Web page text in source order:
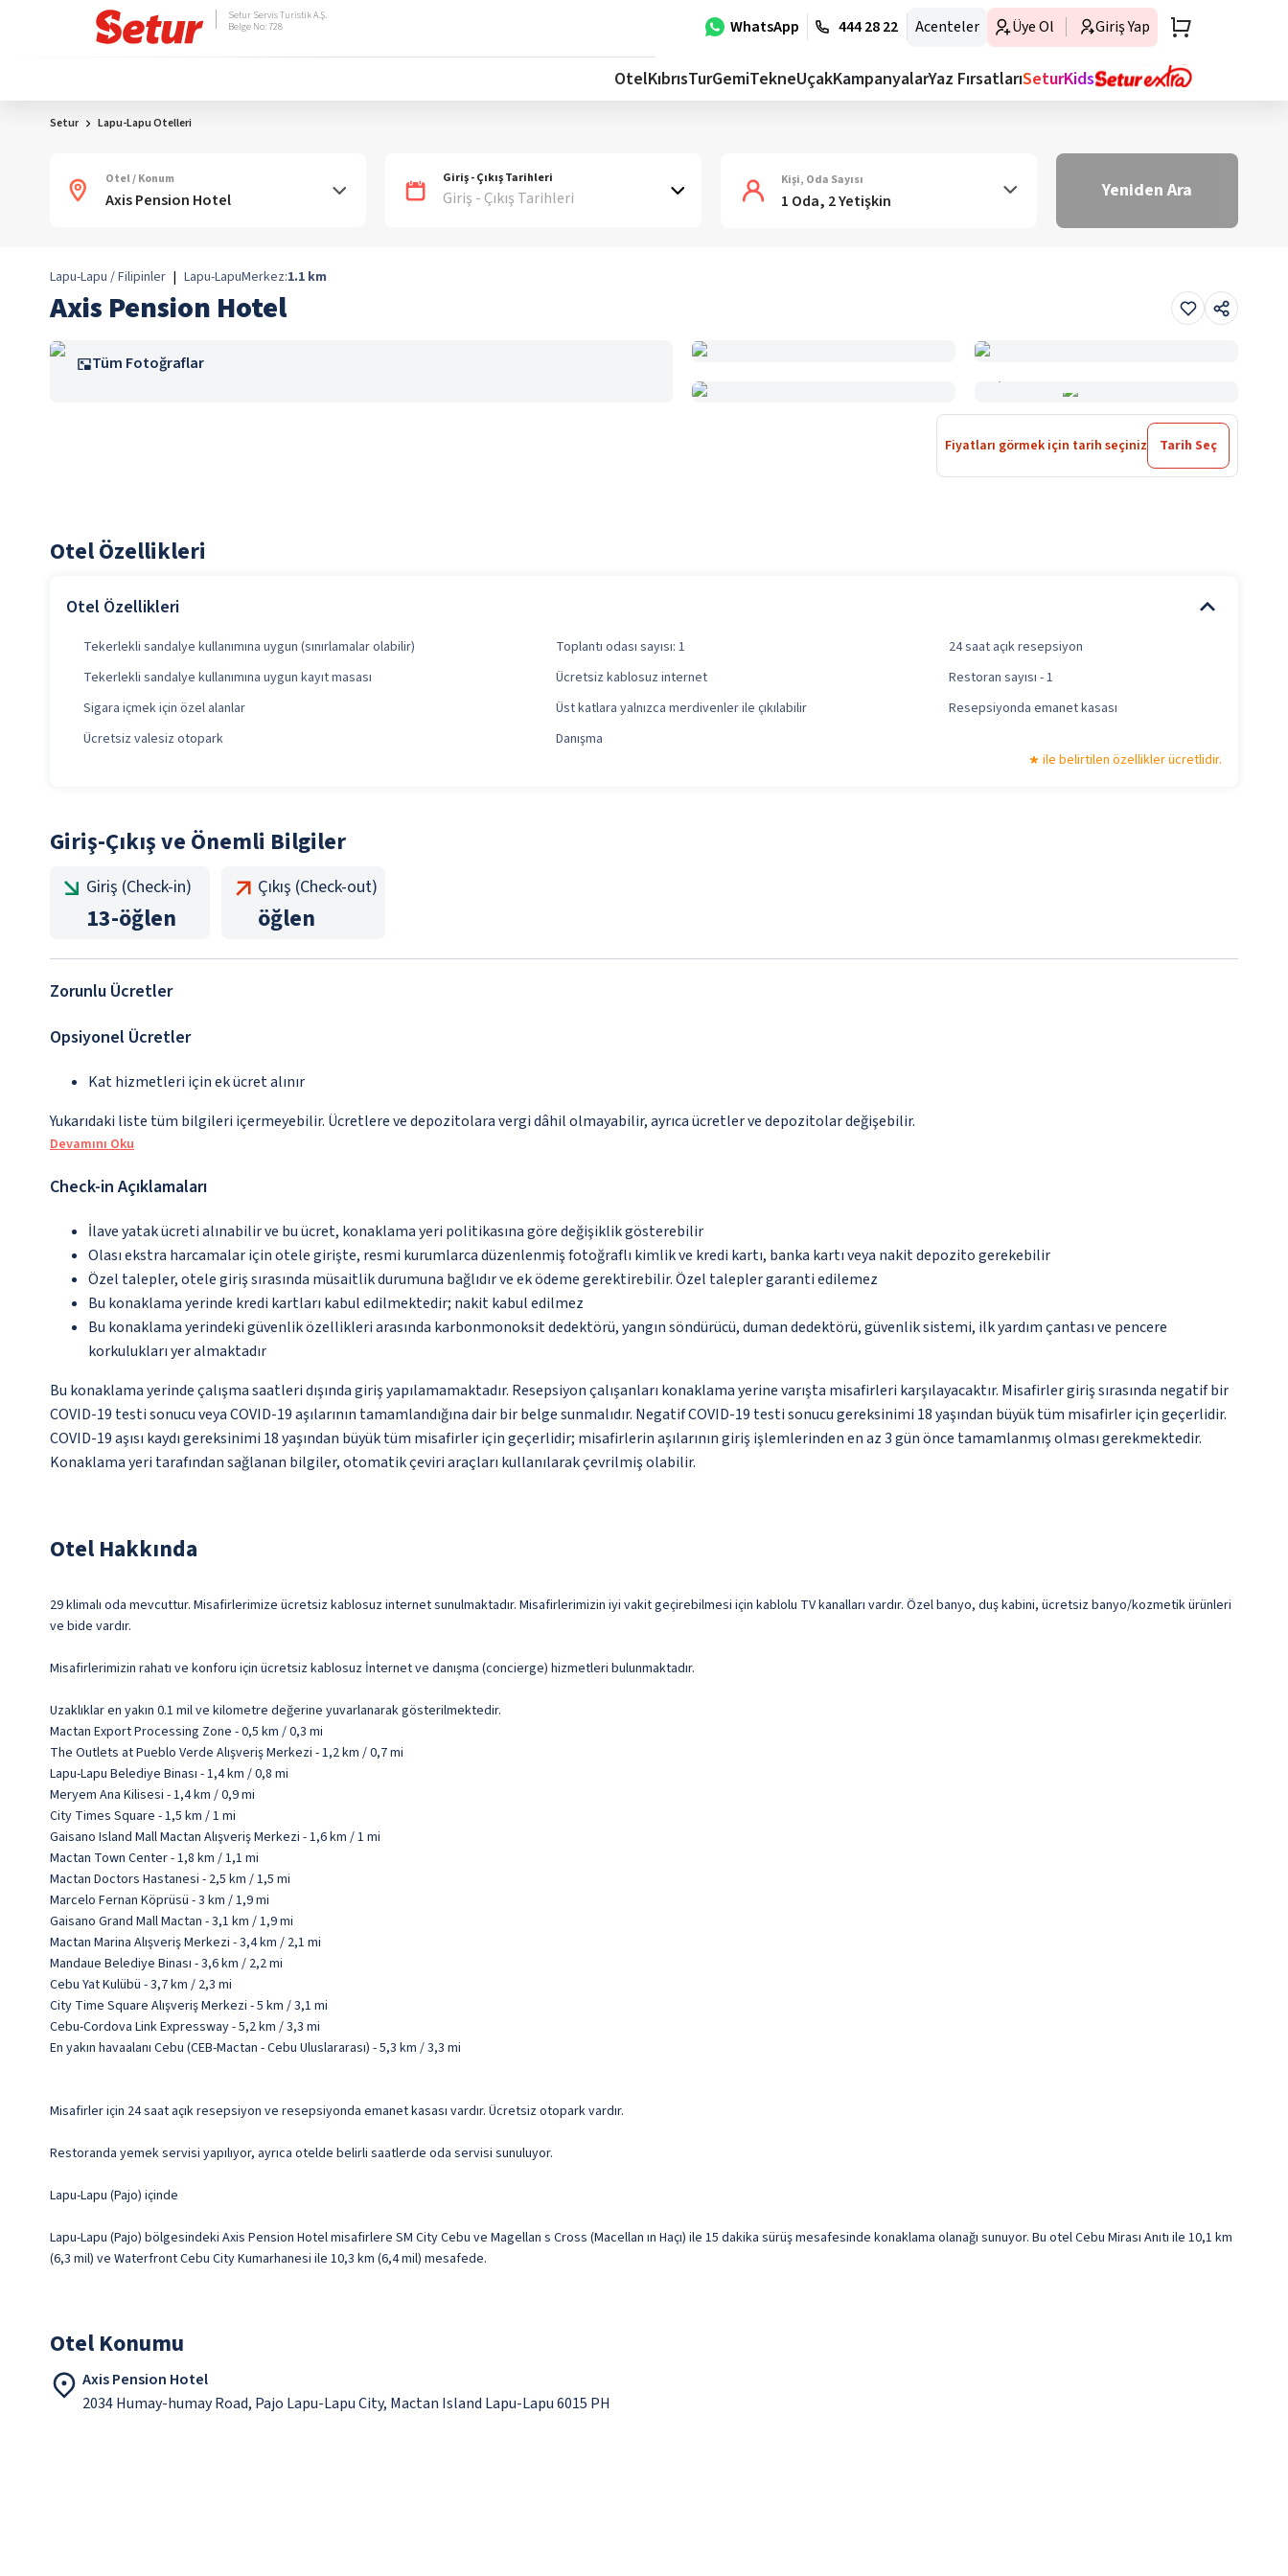
WhatsApp 444 28 22 Acenteler Üye Ol Giriş Yap
Setur Servis Turistik A.Ş.
Belge No: 728
OtelKıbrısTurGemiTekneUçakKampanyalarYaz FırsatlarıSeturKids
Setur Lapu-Lapu Otelleri
Otel / Konum Giriş - Çıkış Tarihleri
Giriş - Çıkış Tarihleri
Kişi, Oda Sayısı
1 Oda, 2 Yetişkin Yeniden Ara
Lapu-Lapu / Filipinler | Lapu-LapuMerkez:1.1 km
Axis Pension Hotel
Tüm Fotoğraflar
Fiyatları görmek için tarih seçiniz Tarih Seç
Otel Özellikleri
Otel Özellikleri
Tekerlekli sandalye kullanımına uygun (sınırlamalar olabilir) Toplantı odası sayısı: 1
24 saat açık resepsiyon
Tekerlekli sandalye kullanımına uygun kayıt masası
Ücretsiz kablosuz internet
Restoran sayısı - 1
Sigara içmek için özel alanlar
Üst katlara yalnızca merdivenler ile çıkılabilir
Resepsiyonda emanet kasası
Ücretsiz valesiz otopark
Danışma
ile belirtilen özellikler ücretlidir.
Giriş-Çıkış ve Önemli Bilgiler
Giriş (Check-in)
13-öğlen
Çıkış (Check-out)
öğlen
Zorunlu Ücretler
Opsiyonel Ücretler
Kat hizmetleri için ek ücret alınır
Yukarıdaki liste tüm bilgileri içermeyebilir. Ücretlere ve depozitolara vergi dâhil olmayabilir, ayrıca ücretler ve depozitolar değişebilir.
Devamını Oku
Check-in Açıklamaları
İlave yatak ücreti alınabilir ve bu ücret, konaklama yeri politikasına göre değişiklik gösterebilir
Olası ekstra harcamalar için otele girişte, resmi kurumlarca düzenlenmiş fotoğraflı kimlik ve kredi kartı, banka kartı veya nakit depozito gerekebilir
Özel talepler, otele giriş sırasında müsaitlik durumuna bağlıdır ve ek ödeme gerektirebilir. Özel talepler garanti edilemez
Bu konaklama yerinde kredi kartları kabul edilmektedir; nakit kabul edilmez
Bu konaklama yerindeki güvenlik özellikleri arasında karbonmonoksit dedektörü, yangın söndürücü, duman dedektörü, güvenlik sistemi, ilk yardım çantası ve pencere
korkulukları yer almaktadır
Bu konaklama yerinde çalışma saatleri dışında giriş yapılamamaktadır. Resepsiyon çalışanları konaklama yerine varışta misafirleri karşılayacaktır. Misafirler giriş sırasında negatif bir
COVID-19 testi sonucu veya COVID-19 aşılarının tamamlandığına dair bir belge sunmalıdır. Negatif COVID-19 testi sonucu gereksinimi 18 yaşından büyük tüm misafirler için geçerlidir.
COVID-19 aşısı kaydı gereksinimi 18 yaşından büyük tüm misafirler için geçerlidir; misafirlerin aşılarının giriş işlemlerinden en az 3 gün önce tamamlanmış olması gerekmektedir.
Konaklama yeri tarafından sağlanan bilgiler, otomatik çeviri araçları kullanılarak çevrilmiş olabilir.
Otel Hakkında
29 klimalı oda mevcuttur. Misafirlerimize ücretsiz kablosuz internet sunulmaktadır. Misafirlerimizin iyi vakit geçirebilmesi için kablolu TV kanalları vardır. Özel banyo, duş kabini, ücretsiz banyo/kozmetik ürünleri
ve bide vardır.
Misafirlerimizin rahatı ve konforu için ücretsiz kablosuz İnternet ve danışma (concierge) hizmetleri bulunmaktadır.
Uzaklıklar en yakın 0.1 mil ve kilometre değerine yuvarlanarak gösterilmektedir.
Mactan Export Processing Zone - 0,5 km / 0,3 mi
The Outlets at Pueblo Verde Alışveriş Merkezi - 1,2 km / 0,7 mi
Lapu-Lapu Belediye Binası - 1,4 km / 0,8 mi
Meryem Ana Kilisesi - 1,4 km / 0,9 mi
City Times Square - 1,5 km / 1 mi
Gaisano Island Mall Mactan Alışveriş Merkezi - 1,6 km / 1 mi
Mactan Town Center - 1,8 km / 1,1 mi
Mactan Doctors Hastanesi - 2,5 km / 1,5 mi
Marcelo Fernan Köprüsü - 3 km / 1,9 mi
Gaisano Grand Mall Mactan - 3,1 km / 1,9 mi
Mactan Marina Alışveriş Merkezi - 3,4 km / 2,1 mi
Mandaue Belediye Binası - 3,6 km / 2,2 mi
Cebu Yat Kulübü - 3,7 km / 2,3 mi
City Time Square Alışveriş Merkezi - 5 km / 3,1 mi
Cebu-Cordova Link Expressway - 5,2 km / 3,3 mi
En yakın havaalanı Cebu (CEB-Mactan - Cebu Uluslararası) - 5,3 km / 3,3 mi
Misafirler için 24 saat açık resepsiyon ve resepsiyonda emanet kasası vardır. Ücretsiz otopark vardır.
Restoranda yemek servisi yapılıyor, ayrıca otelde belirli saatlerde oda servisi sunuluyor.
Lapu-Lapu (Pajo) içinde
Lapu-Lapu (Pajo) bölgesindeki Axis Pension Hotel misafirlere SM City Cebu ve Magellan s Cross (Macellan ın Haçı) ile 15 dakika sürüş mesafesinde konaklama olanağı sunuyor. Bu otel Cebu Mirası Anıtı ile 10,1 km
(6,3 mil) ve Waterfront Cebu City Kumarhanesi ile 10,3 km (6,4 mil) mesafede.
Otel Konumu
Axis Pension Hotel
2034 Humay-humay Road, Pajo Lapu-Lapu City, Mactan Island Lapu-Lapu 6015 PH